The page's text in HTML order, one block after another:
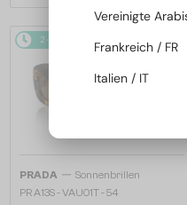
2-4 WERKTAGE
PRADA — Sonnenbrillen
PR A13S - VAU01T - 54
Vereinigte
Frankreich / FR
Italien / IT